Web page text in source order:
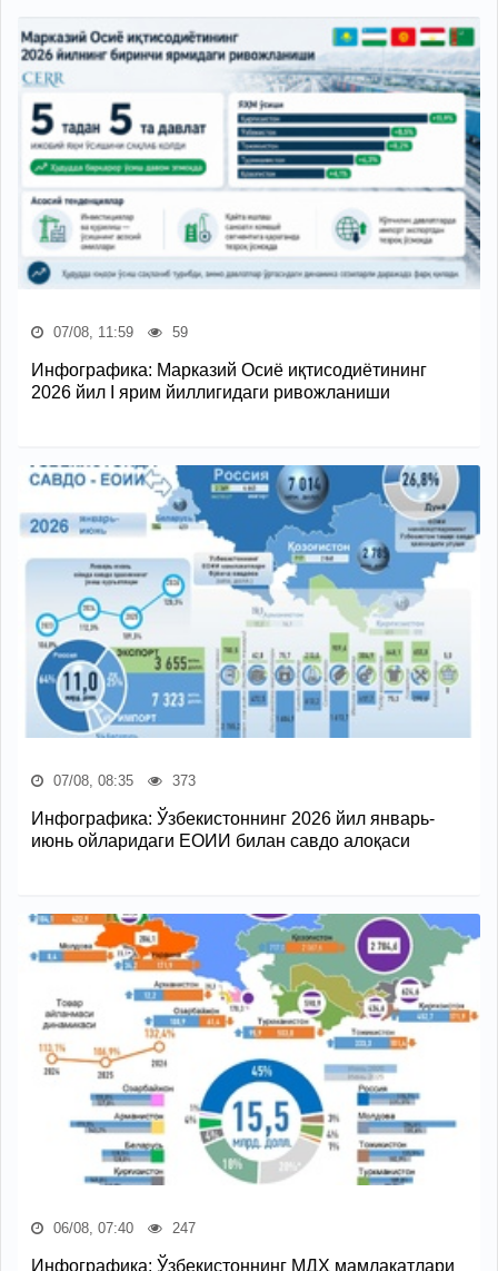
07/08, 11:59 59
Инфографика: Марказий Осиё иқтисодиётининг
2026 йил I ярим йиллигидаги ривожланиши
07/08, 08:35 373
Инфографика: Ўзбекистоннинг 2026 йил январь-
июнь ойларидаги ЕОИИ билан савдо алоқаси
06/08, 07:40 247
Инфографика: Ўзбекистоннинг МДҲ мамлакатлари